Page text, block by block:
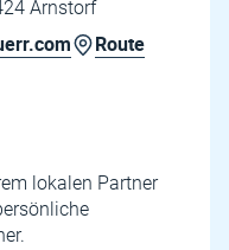
Arnstorf
Route
lokalen Partner